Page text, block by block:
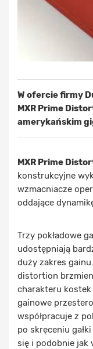
W ofercie firmy
MXR Prime
amerykańskim
MXR Prime
konstrukcyjne
wzmacniacze
oddające
Trzy pokładowe
udostępniają
duży zakres
distortion
charakteru
gainowe
współpracuje z
po skręceniu
się i podobnie jak